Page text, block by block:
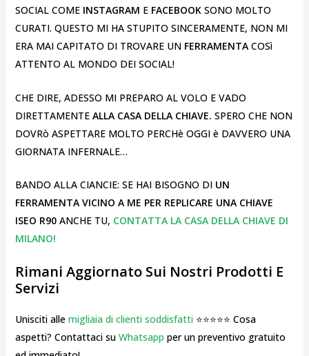
SOCIAL COME INSTAGRAM E FACEBOOK SONO MOLTO
CURATI. QUESTO MI HA STUPITO SINCERAMENTE, NON MI
ERA MAI CAPITATO DI TROVARE UN FERRAMENTA COSì
ATTENTO AL MONDO DEI SOCIAL!
CHE DIRE, ADESSO MI PREPARO AL VOLO E VADO
DIRETTAMENTEALLA CASA DELLA CHIAVE. SPERO CHE NON
DOVRò ASPETTARE MOLTO PERCHè OGGI è DAVVERO UNA
GIORNATA INFERNALE…
BANDO ALLA CIANCIE: SE HAI BISOGNO DIUN
FERRAMENTA VICINO A ME PER REPLICARE UNA CHIAVE
ISEO R90ANCHE TU, CONTATTA LA CASA DELLA CHIAVE DI
MILANO!
Rimani Aggiornato Sui Nostri Prodotti E
Servizi
Unisciti alle migliaia di clienti soddisfatti⭐⭐⭐⭐⭐ Cosa
aspetti? Contattaci su Whatsapp per un preventivo gratuito